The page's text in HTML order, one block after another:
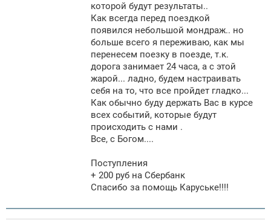
которой будут результаты..
Как всегда перед поездкой
появился небольшой мондраж.. но
больше всего я переживаю, как мы
перенесем поезку в поезде, т.к.
дорога занимает 24 часа, а с этой
жарой... ладно, будем настраивать
себя на то, что все пройдет гладко...
Как обычно буду держать Вас в курсе
всех событий, которые будут
происходить с нами .
Все, с Богом....
Поступления
+ 200 руб на Сбербанк
Спасибо за помощь Каруське!!!!